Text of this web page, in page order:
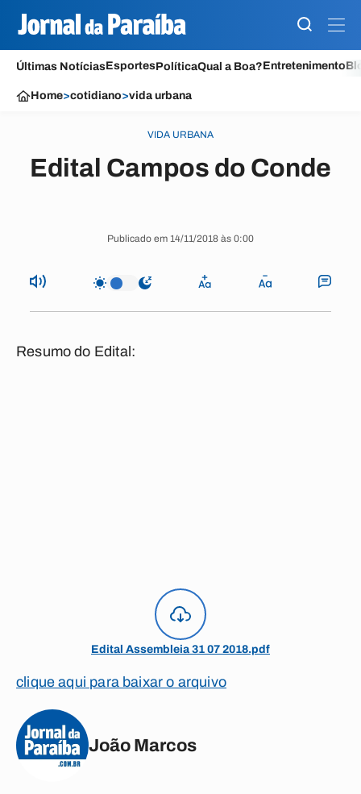
Últimas NotíciasEsportesPolíticaQual a Boa?Entretenimento
Home>cotidiano>vida urbana
VIDA URBANA
Edital Campos do Conde
Publicado em 14/11/2018 às 0:00
Resumo do Edital:
Edital Assembleia 31 07 2018.pdf
clique aqui para baixar o arquivo
João Marcos